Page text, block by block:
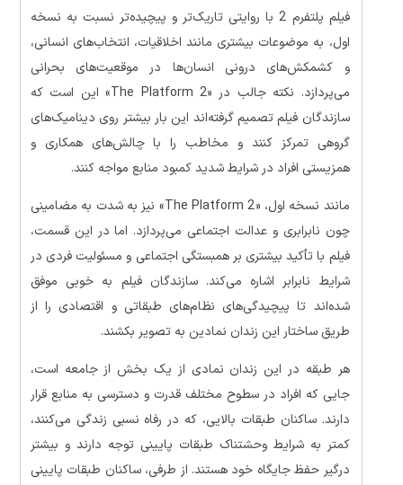
فیلم پلتفرم 2 با روایتی تاریک‌تر و پیچیده‌تر نسبت به نسخه
اول، به موضوعات بیشتری مانند اخلاقیات، انتخاب‌های انسانی،
و کشمکش‌های درونی انسان‌ها در موقعیت‌های بحرانی
می‌پردازد. نکته جالب در «The Platform 2» این است که
سازندگان فیلم تصمیم گرفته‌اند این بار بیشتر روی دینامیک‌های
گروهی تمرکز کنند و مخاطب را با چالش‌های همکاری و
همزیستی افراد در شرایط شدید کمبود منابع مواجه کنند.
مانند نسخه اول، «The Platform 2» نیز به شدت به مضامینی
چون نابرابری و عدالت اجتماعی می‌پردازد. اما در این قسمت،
فیلم با تأکید بیشتری بر همبستگی اجتماعی و مسئولیت فردی در
شرایط نابرابر اشاره می‌کند. سازندگان فیلم به خوبی موفق
شده‌اند تا پیچیدگی‌های نظام‌های طبقاتی و اقتصادی را از
طریق ساختار این زندان نمادین به تصویر بکشند.
هر طبقه در این زندان نمادی از یک بخش از جامعه است،
جایی که افراد در سطوح مختلف قدرت و دسترسی به منابع قرار
دارند. ساکنان طبقات بالایی، که در رفاه نسبی زندگی می‌کنند،
کمتر به شرایط وحشتناک طبقات پایینی توجه دارند و بیشتر
درگیر حفظ جایگاه خود هستند. از طرفی، ساکنان طبقات پایینی